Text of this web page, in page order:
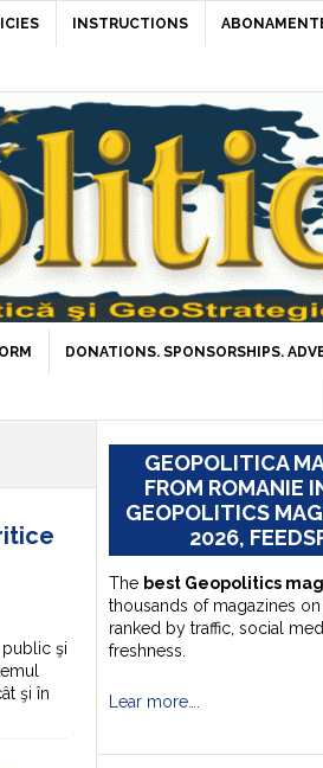
INSTRUCTIONS
DONATIONS. SPONSORSHIPS.
public şi
şi în
GEOPOLITICA
FROM ROMANIE
GEOPOLITICS
2026,
The best Geopolitics
thousands of magazines
ranked by traffic, social
freshness.
Lear more….